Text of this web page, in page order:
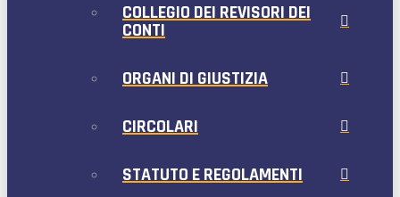
COLLEGIO DEI REVISORI DEI
CONTI
ORGANI DI GIUSTIZIA
CIRCOLARI
STATUTO E REGOLAMENTI